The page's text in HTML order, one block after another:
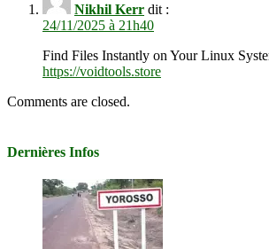
Nikhil Kerr dit :
24/11/2025 à 21h40
Find Files Instantly on Your Linux
https://voidtools.store
Comments are closed.
Dernières Infos